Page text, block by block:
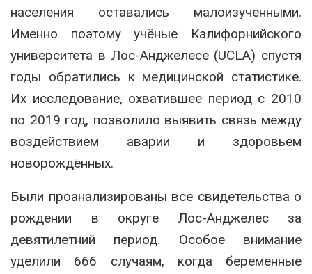
населения оставались малоизученными.
Именно поэтому учёные Калифорнийского
университета в Лос-Анджелесе (UCLA) спустя
годы обратились к медицинской статистике.
Их исследование, охватившее период с 2010
по 2019 год, позволило выявить связь между
воздействием аварии и здоровьем
новорождённых.
Были проанализированы все свидетельства о
рождении в округе Лос-Анджелес за
девятилетний период. Особое внимание
уделили 666 случаям, когда беременные